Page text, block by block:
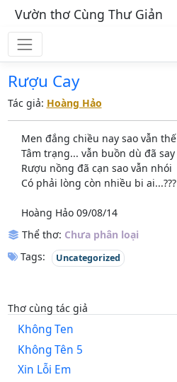
Vườn thơ Cùng Thư Giản
Rượu Cay
Tác giả: Hoàng Hảo
Men đắng chiều nay sao vẫn thế
Tâm trạng... vẫn buồn dù đã say
Rượu nồng đã cạn sao vẫn nhói
Có phải lòng còn nhiều bi ai...???
Hoàng Hảo 09/08/14
Thể thơ: Chưa phân loại
Tags:
Uncategorized
Thơ cùng tác giả
Không Ten
Không Tên 5
Xin Lỗi Em